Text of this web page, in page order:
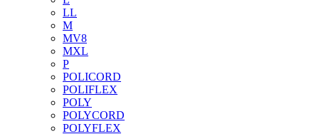
LL
M
MV8
MXL
P
POLICORD
POLIFLEX
POLY
POLYCORD
POLYFLEX